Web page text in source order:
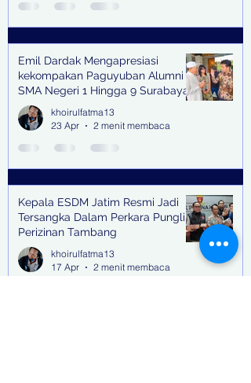
Emil Dardak Mengapresiasi
kekompakan Paguyuban Alumni
SMA Negeri 1 Hingga 9 Surabaya
(Pasmanbaya) dalam Kegiatan
Halal Bihalal
khoirulfatma13
23 Apr
2 menit membaca
Kepala ESDM Jatim Resmi Jadi
Tersangka Dalam Perkara Pungli
Perizinan Tambang
khoirulfatma13
17 Apr
2 menit membaca